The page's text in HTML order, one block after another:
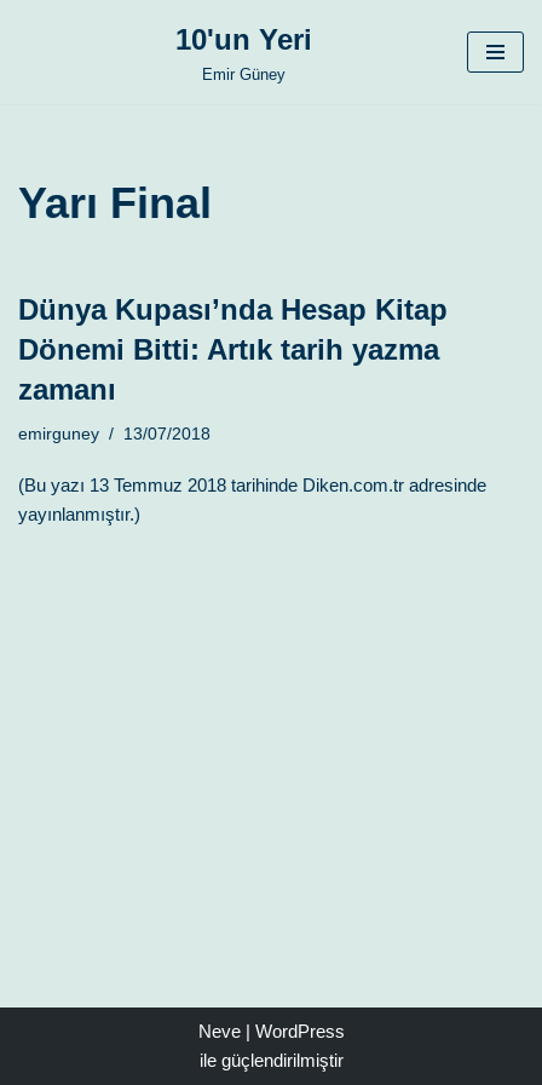
10'un Yeri
Emir Güney
Yarı Final
Dünya Kupası’nda Hesap Kitap
Dönemi Bitti: Artık tarih yazma
zamanı
emirguney 13/07/2018
(Bu yazı 13 Temmuz 2018 tarihinde Diken.com.tr adresinde
yayınlanmıştır.)
Neve| WordPress
ile güçlendirilmiştir